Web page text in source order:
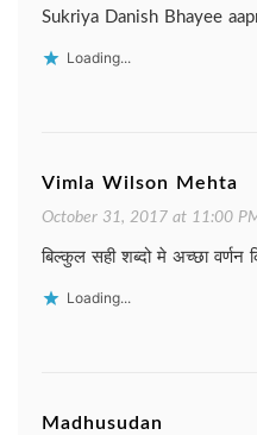
Sukriya Danish Bhayee
Loading...
Vimla Wilson Mehta
October 31, 2017 at 11:00
बिल्कुल सही शब्दो मे अच्छा वर्णन
Loading...
Madhusudan